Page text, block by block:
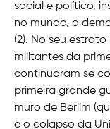
social e político,
no mundo, a
(2). No seu
militantes da
continuaram se
primeira grande
muro de Berlim
e o colapso da